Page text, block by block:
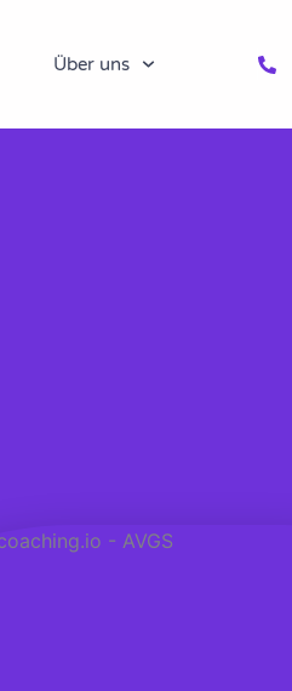
Über uns